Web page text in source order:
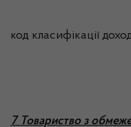
код класифікації
7 Товариство з